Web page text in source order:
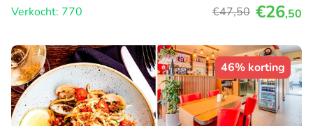
Verkocht: 770
€47,50 €26,50
46% korting